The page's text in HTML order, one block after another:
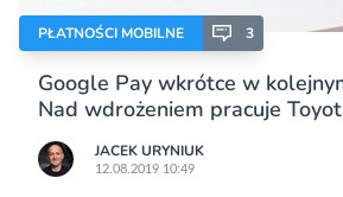
PŁATNOŚCI MOBILNE 3
Google Pay wkrótce w
Nad wdrożeniem pracuje
JACEK URYNIUK
12.08.2019 10:49